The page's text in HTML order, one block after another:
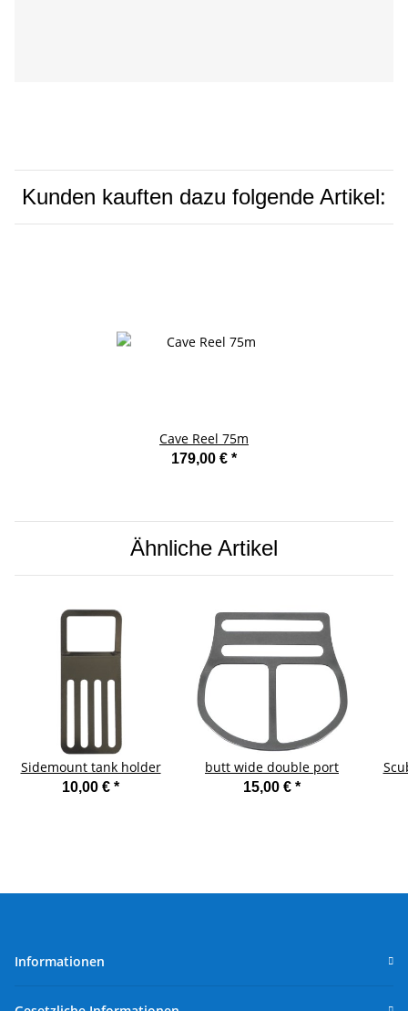
Kunden kauften dazu folgende Artikel:
Cave Reel 75m
179,00 € *
Ähnliche Artikel
Sidemount tank holder
10,00 € *
butt wide double port
15,00 € *
Informationen